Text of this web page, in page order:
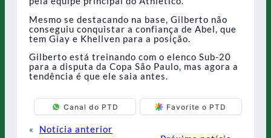
Mesmo se destacando na base, Gilberto não
conseguiu conquistar a confiança de Abel, que
tem Giay e Khellven para a posição.
Gilberto está treinando com o elenco Sub-20
para a disputa da Copa São Paulo, mas agora a
tendência é que ele saia antes.
Canal do PTD Favorite o PTD
«
Notícia anterior